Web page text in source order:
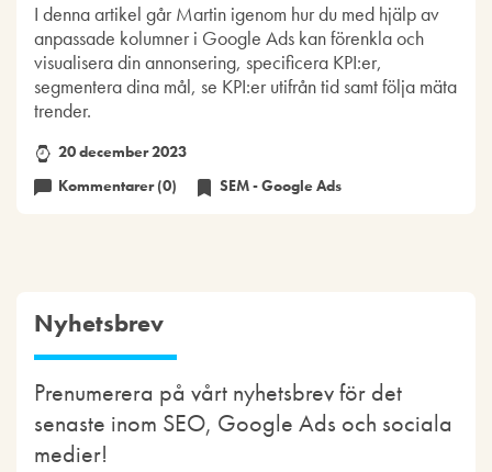
I denna artikel går Martin igenom hur du med hjälp av
anpassade kolumner i Google Ads kan förenkla och
visualisera din annonsering, specificera KPI:er,
segmentera dina mål, se KPI:er utifrån tid samt följa mäta
trender.
20 december 2023
Kommentarer (0)
SEM - Google Ads
Nyhetsbrev
Prenumerera på vårt nyhetsbrev för det
senaste inom SEO, Google Ads och sociala
medier!